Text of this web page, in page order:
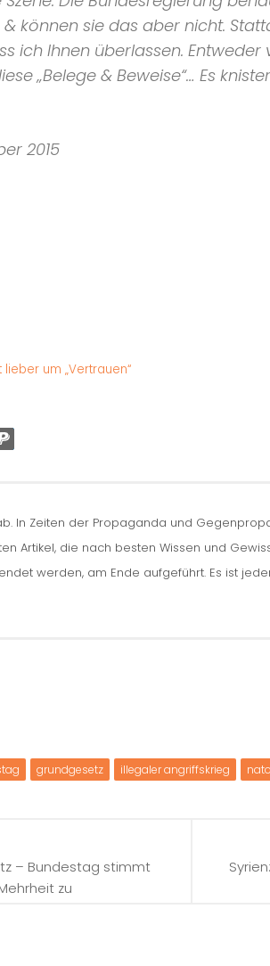
können sie das aber nicht.
ich Ihnen überlassen. Entweder
„Belege & Beweise“… Es
2015
um „Vertrauen“
In Zeiten der Propaganda und
Artikel, die nach besten Wissen und
werden, am Ende aufgeführt. Es ist
grundgesetz illegaler angriffskrieg nato
– Bundestag stimmt
zu